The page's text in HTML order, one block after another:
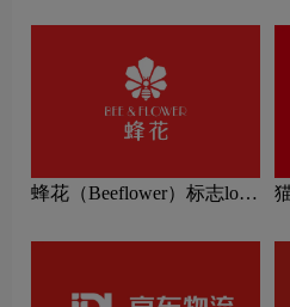
蜂花（Beeflower）标志logo